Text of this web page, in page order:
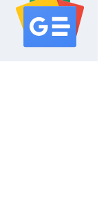
serwisu